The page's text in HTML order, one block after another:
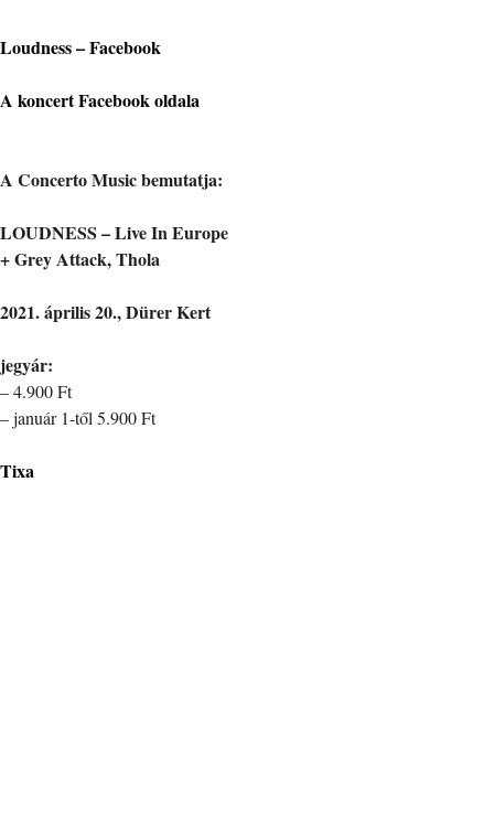
Loudness – Facebook
A koncert Facebook oldala
A Concerto Music bemutatja:
LOUDNESS – Live In Europe
+ Grey Attack, Thola
2021. április 20., Dürer Kert
jegyár:
– 4.900 Ft
– január 1-től 5.900 Ft
Tixa